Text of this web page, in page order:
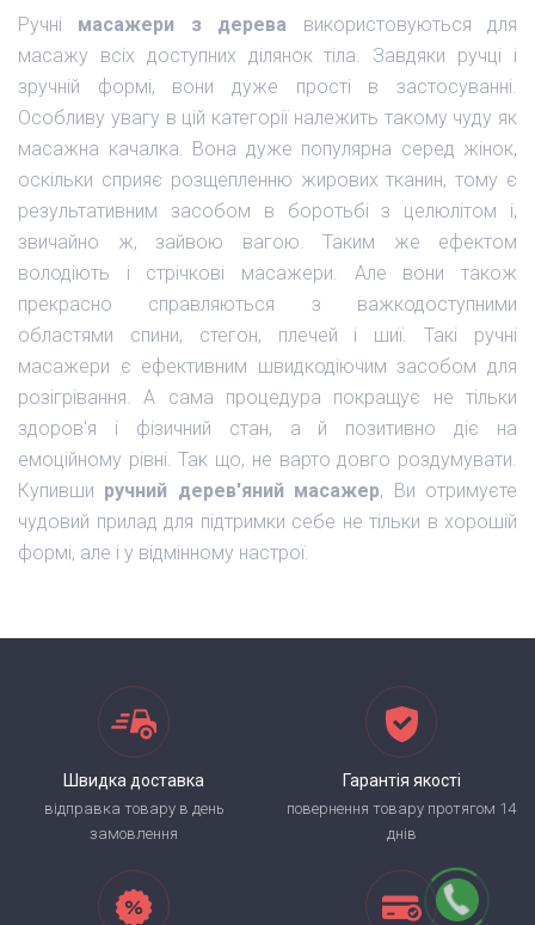
Ручні масажери з дерева використовуються для
масажу всіх доступних ділянок тіла. Завдяки ручці і
зручній формі, вони дуже прості в застосуванні.
Особливу увагу в цій категорії належить такому чуду як
масажна качалка. Вона дуже популярна серед жінок,
оскільки сприяє розщепленню жирових тканин, тому є
результативним засобом в боротьбі з целюлітом і,
звичайно ж, зайвою вагою. Таким же ефектом
володіють і стрічкові масажери. Але вони також
прекрасно справляються з важкодоступними
областями спини, стегон, плечей і шиї. Такі ручні
масажери є ефективним швидкодіючим засобом для
розігрівання. А сама процедура покращує не тільки
здоров'я і фізичний стан, а й позитивно діє на
емоційному рівні. Так що, не варто довго роздумувати.
Купивши ручний дерев'яний масажер, Ви отримуєте
чудовий прилад для підтримки себе не тільки в хорошій
формі, але і у відмінному настрої.
Швидка доставка
відправка товару в день
замовлення
Гарантія якості
повернення товару протягом 14
днів